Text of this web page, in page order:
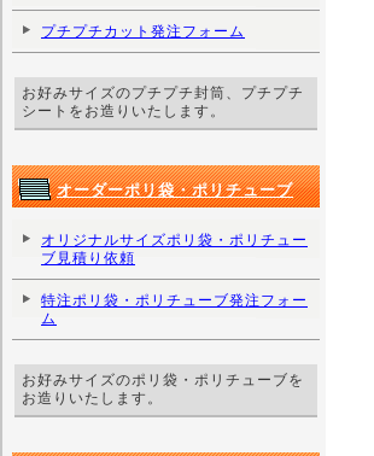
プチプチカット発注フォーム
お好みサイズのプチプチ封筒、プチプチ
シートをお造りいたします。
オーダーポリ袋・ポリチューブ
オリジナルサイズポリ袋・ポリチュー
ブ見積り依頼
特注ポリ袋・ポリチューブ発注フォー
ム
お好みサイズのポリ袋・ポリチューブを
お造りいたします。